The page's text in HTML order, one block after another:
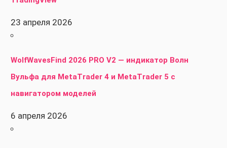
23 апреля 2026
WolfWavesFind 2026 PRO V2 — индикатор Волн
Вульфа для MetaTrader 4 и MetaTrader 5 с
навигатором моделей
6 апреля 2026